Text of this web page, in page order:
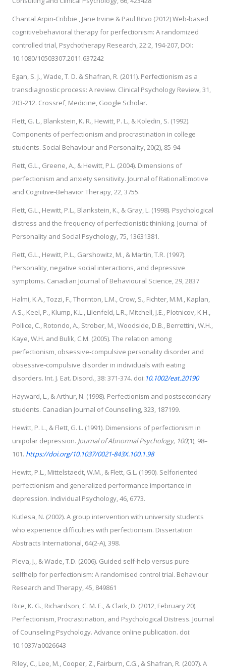
Chantal Arpin-Cribbie , Jane Irvine & Paul Ritvo (2012) Web-based
cognitivebehavioral therapy for perfectionism: A randomized
controlled trial, Psychotherapy Research, 22:2, 194-207, DOI:
10.1080/10503307.2011.637242
Egan, S. J., Wade, T. D. & Shafran, R. (2011). Perfectionism as a
transdiagnostic process: A review. Clinical Psychology Review, 31,
203-212. Crossref, Medicine, Google Scholar.
Flett, G. L., Blankstein, K. R., Hewitt, P. L., & Koledin, S. (1992).
Components of perfectionism and procrastination in college
students. Social Behaviour and Personality, 20(2), 85-94
Flett, G.L., Greene, A., & Hewitt, P.L. (2004). Dimensions of
perfectionism and anxiety sensitivity. Journal of RationalEmotive
and Cognitive-Behavior Therapy, 22, 3755.
Flett, G.L., Hewitt, P.L., Blankstein, K., & Gray, L. (1998). Psychological
distress and the frequency of perfectionistic thinking. Journal of
Personality and Social Psychology, 75, 13631381.
Flett, G.L., Hewitt, P.L., Garshowitz, M., & Martin, T.R. (1997).
Personality, negative social interactions, and depressive
symptoms. Canadian Journal of Behavioural Science, 29, 2837
Halmi, K.A., Tozzi, F., Thornton, L.M., Crow, S., Fichter, M.M., Kaplan,
A.S., Keel, P., Klump, K.L., Lilenfeld, L.R., Mitchell, J.E., Plotnicov, K.H.,
Pollice, C., Rotondo, A., Strober, M., Woodside, D.B., Berrettini, W.H.,
Kaye, W.H. and Bulik, C.M. (2005). The relation among
perfectionism, obsessive‐compulsive personality disorder and
obsessive‐compulsive disorder in individuals with eating
disorders. Int. J. Eat. Disord., 38: 371-374. doi: 10.1002/eat.20190
Hayward, L., & Arthur, N. (1998). Perfectionism and postsecondary
students. Canadian Journal of Counselling, 323, 187199.
Hewitt, P. L., & Flett, G. L. (1991). Dimensions of perfectionism in
unipolar depression. Journal of Abnormal Psychology, 100(1), 98–
101. https://doi.org/10.1037/0021-843X.100.1.98
Hewitt, P.L., Mittelstaedt, W.M., & Flett, G.L. (1990). Selforiented
perfectionism and generalized performance importance in
depression. Individual Psychology, 46, 6773.
Kutlesa, N. (2002). A group intervention with university students
who experience difficulties with perfectionism. Dissertation
Abstracts International, 64(2-A), 398.
Pleva, J., & Wade, T.D. (2006). Guided self-help versus pure
selfhelp for perfectionism: A randomised control trial. Behaviour
Research and Therapy, 45, 849861
Rice, K. G., Richardson, C. M. E., & Clark, D. (2012, February 20).
Perfectionism, Procrastination, and Psychological Distress. Journal
of Counseling Psychology. Advance online publication. doi:
10.1037/a0026643
Riley, C., Lee, M., Cooper, Z., Fairburn, C.G., & Shafran, R. (2007). A